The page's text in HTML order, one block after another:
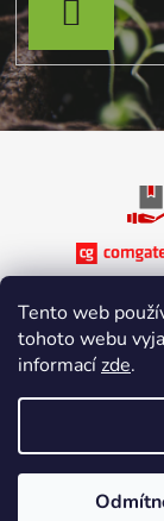
Tento web
tohoto webu
informacízde.
Copyright